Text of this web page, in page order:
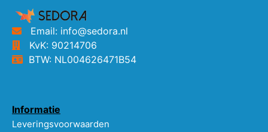
Email: info@sedora.nl
KvK: 90214706
BTW: NL004626471B54
Informatie
Leveringsvoorwaarden